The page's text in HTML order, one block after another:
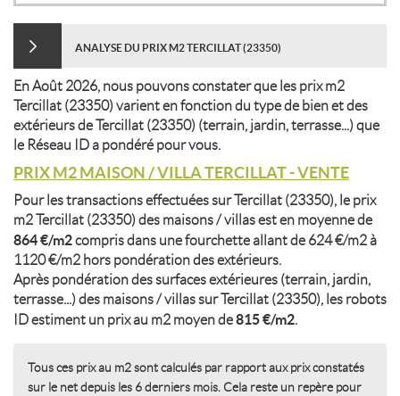
ANALYSE DU PRIX M2 TERCILLAT (23350)
En Août 2026, nous pouvons constater que les prix m2
Tercillat (23350) varient en fonction du type de bien et des
extérieurs de Tercillat (23350) (terrain, jardin, terrasse...) que
le Réseau ID a pondéré pour vous.
PRIX M2 MAISON / VILLA TERCILLAT - VENTE
Pour les transactions effectuées sur Tercillat (23350), le prix
m2 Tercillat (23350) des maisons / villas est en moyenne de
864 €/m2compris dans une fourchette allant de 624 €/m2 à
1120 €/m2 hors pondération des extérieurs.
Après pondération des surfaces extérieures (terrain, jardin,
terrasse...) des maisons / villas sur Tercillat (23350), les robots
ID estiment un prix au m2 moyen de815 €/m2.
Tous ces prix au m2 sont calculés par rapport aux prix constatés
sur le net depuis les 6 derniers mois. Cela reste un repère pour